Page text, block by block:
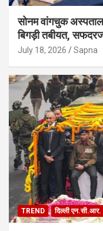
सोनम वांगचुक
बिगड़ी तबीयत,
July 18, 2026 Sapna
TREND दिल्ली एन.सी.आर.